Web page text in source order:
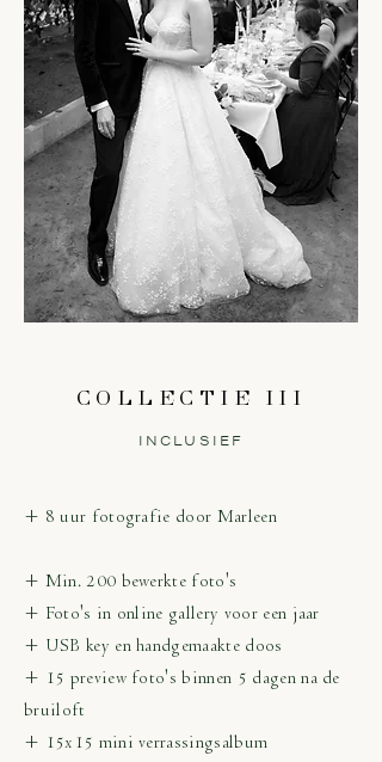
COLLECTIE III
INCLUSIEF
+ 8 uur fotografie door Marleen
+ Min. 200 bewerkte foto's
+ Foto's in online gallery voor een jaar
+ USB key en handgemaakte doos
+ 15 preview foto's binnen 5 dagen na de
bruiloft
+ 15x15 mini verrassingsalbum